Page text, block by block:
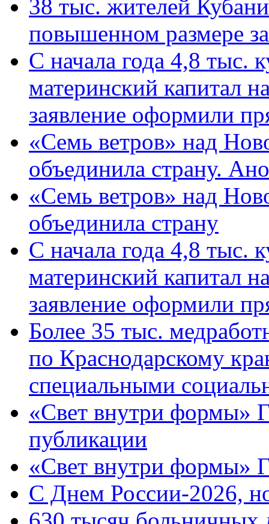
38 тыс. жителей
повышенном размере
С начала года 4,8 тыс.
материнский капитал
заявление оформили
«Семь ветров» над
объединила страну.
«Семь ветров» над
объединила страну
С начала года 4,8 тыс.
материнский капитал
заявление оформили
Более 35 тыс.
по Краснодарскому
специальными
«Свет внутри формы»
публикации
«Свет внутри формы»
C Днем России-2026,